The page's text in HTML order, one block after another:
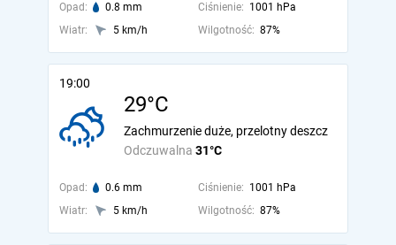
Opad: 0.8 mm Ciśnienie: 1001 hPa
Wiatr:
5 km/h Wilgotność: 87%
19:00
29°C
Odczuwalna 31°C
Zachmurzenie duże, przelotny deszcz
Opad: 0.6 mm Ciśnienie: 1001 hPa
Wiatr:
5 km/h Wilgotność: 87%